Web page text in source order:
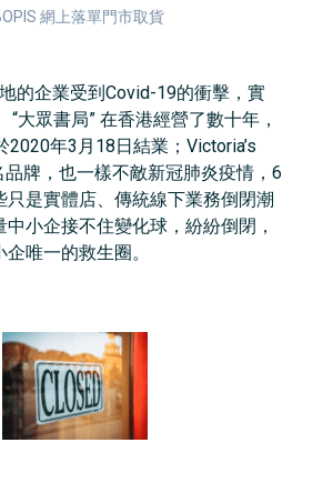
網上落單門市取貨
的企業受到Covid-19的衝擊，實
“大眾書局” 在香港經營了數十年，
2020年3月18日結業；Victoria’s
牌，也一樣不敵新冠肺炎疫情，6
只是實體店、傳統線下業務倒閉潮
小企接不住變化球，紛紛倒閉，
唯一的救生圈。